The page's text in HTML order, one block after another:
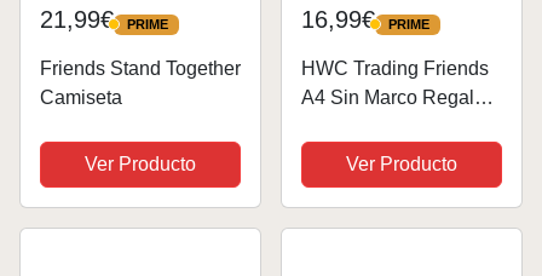
21,99€ PRIME
PRIME
Friends Stand Together
Camiseta
Ver Producto
16,99€ PRIME
PRIME
HWC Trading Friends
A4 Sin Marco Regalo
Fotos De Impresión De
Imagen Impresa
Autógrafo Firmado Por
Ver Producto